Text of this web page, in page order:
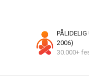
2006)
30.000+